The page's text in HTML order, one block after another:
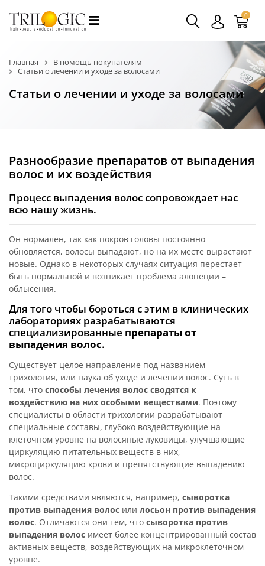
0
Главная
В помощь покупателям
Статьи о лечении и уходе за волосами
Статьи о лечении и уходе за волосами
Разнообразие препаратов от выпадения
волос и их воздействия
Процесс выпадения волос сопровождает нас
всю нашу жизнь.
Он нормален, так как покров головы постоянно
обновляется, волосы выпадают, но на их месте вырастают
новые. Однако в некоторых случаях ситуация перестает
быть нормальной и возникает проблема алопеции –
облысения.
Для того чтобы бороться с этим в клинических
лабораториях разрабатываются
специализированные препараты от
выпадения волос.
Существует целое направление под названием
трихология, или наука об уходе и лечении волос. Суть в
том, что способы лечения волос сводятся к
воздействию на них особыми веществами. Поэтому
специалисты в области трихологии разрабатывают
специальные составы, глубоко воздействующие на
клеточном уровне на волосяные луковицы, улучшающие
циркуляцию питательных веществ в них,
микроциркуляцию крови и препятствующие выпадению
волос.
Такими средствами являются, например, сыворотка
против выпадения волос или лосьон против выпадения
волос. Отличаются они тем, что сыворотка против
выпадения волос имеет более концентрированный состав
активных веществ, воздействующих на микроклеточном
уровне.